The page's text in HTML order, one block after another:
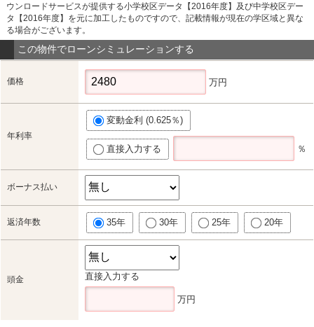
ウンロードサービスが提供する小学校区データ【2016年度】及び中学校区デー
タ【2016年度】を元に加工したものですので、記載情報が現在の学区域と異な
る場合がございます。
この物件でローンシミュレーションする
価格 万円
年利率
変動金利 (0.625％)
直接入力する ％
ボーナス払い
返済年数 35年 30年 25年 20年
頭金 直接入力する
万円